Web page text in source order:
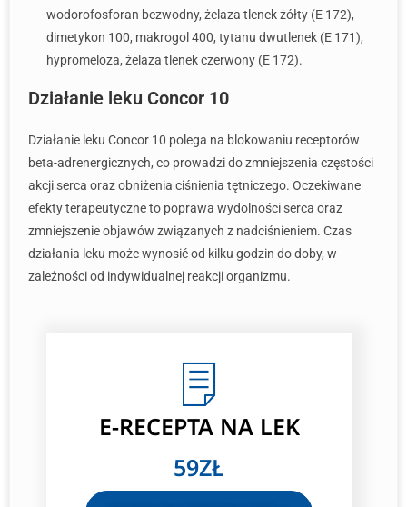
wodorofosforan bezwodny, żelaza tlenek żółty (E 172),
dimetykon 100, makrogol 400, tytanu dwutlenek (E 171),
hypromeloza, żelaza tlenek czerwony (E 172).
Działanie leku Concor 10
Działanie leku Concor 10 polega na blokowaniu receptorów
beta-adrenergicznych, co prowadzi do zmniejszenia częstości
akcji serca oraz obniżenia ciśnienia tętniczego. Oczekiwane
efekty terapeutyczne to poprawa wydolności serca oraz
zmniejszenie objawów związanych z nadciśnieniem. Czas
działania leku może wynosić od kilku godzin do doby, w
zależności od indywidualnej reakcji organizmu.
E-RECEPTANA LEK
59ZŁ